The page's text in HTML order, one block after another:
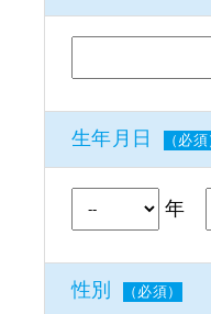
生年月日 （必須
年
性別 （必須）